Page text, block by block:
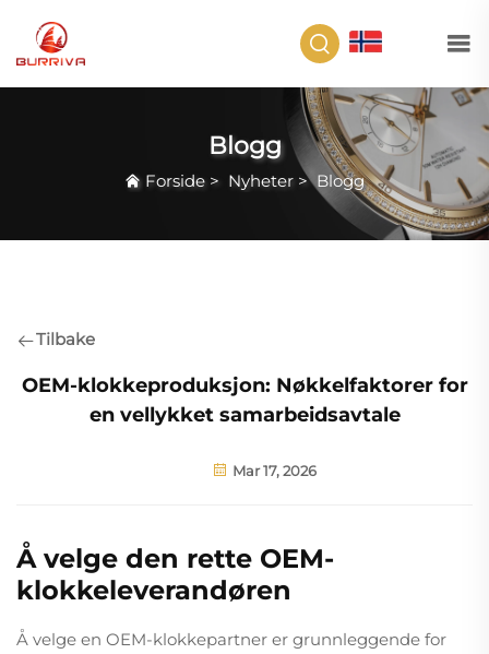
Blogg
Forside > Nyheter >Blogg
Tilbake
OEM-klokkeproduksjon: Nøkkelfaktorer for
en vellykket samarbeidsavtale
Mar 17, 2026
Å velge den rette OEM-
klokkeleverandøren
Å velge en OEM-klokkepartner er grunnleggende for